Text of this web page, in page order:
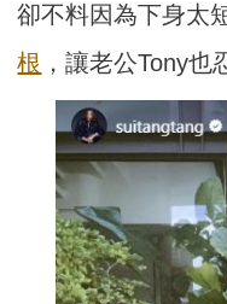
卻不料因為下身太
根 ，讓老公Tony也